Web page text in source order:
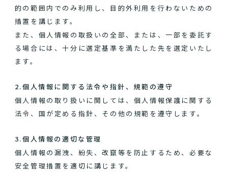
的の範囲内でのみ利用し、目的外利用を行わないための
措置を講じます。
また、個人情報の取扱いの全部、または、一部を委託す
る場合には、十分に選定基準を満たした先を選定いたし
ます。
2.個人情報に関する法令や指針、規範の遵守
個人情報の取り扱いに関しては、個人情報保護に関する
法令、国が定める指針、その他の規範を遵守します。
3.個人情報の適切な管理
個人情報の漏洩、紛失、改竄等を防止するため、必要な
安全管理措置を適切に講じます。